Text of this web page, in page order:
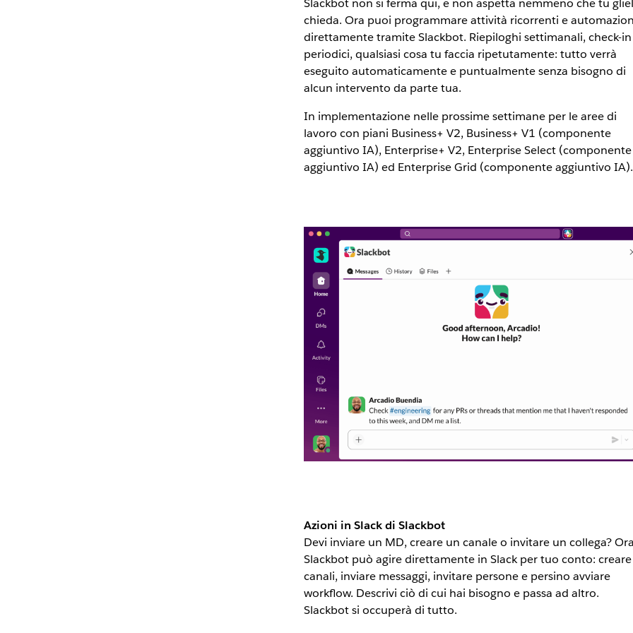
Slackbot non si ferma qui, e non aspetta nemmeno che tu
chieda. Ora puoi programmare attività ricorrenti e
direttamente tramite Slackbot. Riepiloghi settimanali, check-in
periodici, qualsiasi cosa tu faccia ripetutamente: tutto verrà
eseguito automaticamente e puntualmente senza bisogno di
alcun intervento da parte tua.
In implementazione nelle prossime settimane per le aree di
lavoro con piani Business+ V2, Business+ V1 (componente
aggiuntivo IA), Enterprise+ V2, Enterprise Select (componente
aggiuntivo IA) ed Enterprise Grid (componente aggiuntivo IA).
Azioni in Slack di Slackbot
Devi inviare un MD, creare un canale o invitare un collega?
Slackbot può agire direttamente in Slack per tuo conto: creare
canali, inviare messaggi, invitare persone e persino avviare
workflow. Descrivi ciò di cui hai bisogno e passa ad altro.
Slackbot si occuperà di tutto.